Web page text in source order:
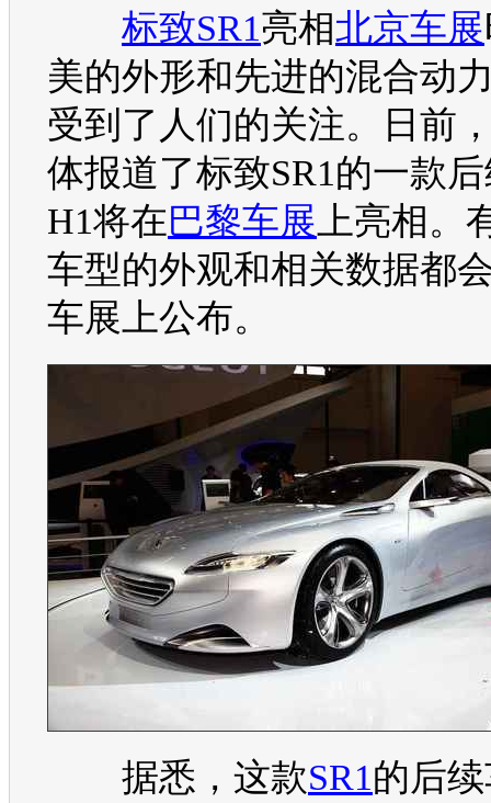
标致SR1亮相北京车展
美的外形和先进的混合动
受到了人们的关注。日前
体报道了标致SR1的一款
H1将在巴黎车展 上亮相。
车型的外观和相关数据都
车展 上公布。
据悉，这款SR1的后